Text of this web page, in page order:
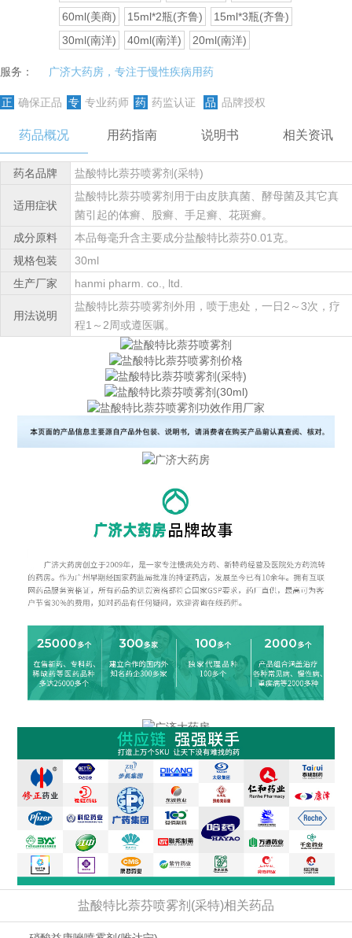
60ml(美商)
15ml*2瓶(齐鲁)
15ml*3瓶(齐鲁)
30ml(南洋)
40ml(南洋) 20ml(南洋)
服务： 广济大药房，专注于慢性疾病用药
正 确保正品 专 专业药师 药 药监认证 品 品牌授权
药品概况 用药指南 说明书 相关资讯
药名品牌 盐酸特比萘芬喷雾剂(采特)
适用症状
盐酸特比萘芬喷雾剂用于由皮肤真菌、酵母菌及其它真
菌引起的体癣、股癣、手足癣、花斑癣。
成分原料
本品每毫升含主要成分盐酸特比萘芬0.01克。
规格包装
30ml
生产厂家
hanmi pharm. co., ltd.
用法说明
盐酸特比萘芬喷雾剂外用，喷于患处，一日2～3次，疗
程1～2周或遵医嘱。
盐酸特比萘芬喷雾剂(采特)相关药品